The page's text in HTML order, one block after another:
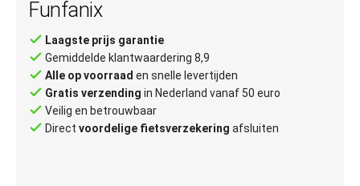
Funfanix
done Laagste prijs garantie
done Gemiddelde klantwaardering 8,9
done Alle op voorraad en snelle levertijden
done Gratis verzending in Nederland vanaf 50 euro
done Veilig en betrouwbaar
done Direct voordelige fietsverzekering afsluiten